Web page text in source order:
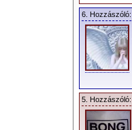
6. Hozzászóló:
5. Hozzászóló: